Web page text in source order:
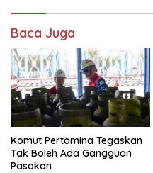
Baca Juga
Komut Pertamina Tegaskan
Tak Boleh Ada Gangguan
Pasokan